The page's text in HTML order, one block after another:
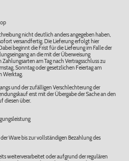
nicht deutlich anders angegeben haben,
versandfertig. Die Lieferung erfolgt hier
beginnt die Frist für die Lieferung im Falle der
an die mit der Überweisung
am Tag nach Vertragsschluss zu
Sonntag oder gesetzlichen Feiertag am
Werktag.
und der zufälligen Verschlechterung der
erst mit der Übergabe der Sache an den
diesen über.
Ware bis zur vollständigen Bezahlung des
weiterverarbeitet oder aufgrund der regulären